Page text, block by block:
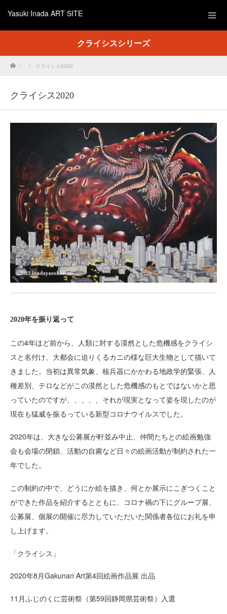
Yasuki Inada ART SITE
クライシスシリーズ
Home クライシス2020
クライシス2020
2020年を振り返って
この4年ほど前から、人類に対する漠然とした危機感をクライシ
スと名付け、大都会に迫りくるカニの様な巨大生物として描いて
きました。当初は異常気象、核兵器にかかわる地政学的緊張、人
種差別、テロなどがこの漠然とした危機感のもとではないかと思
っていたのですが、、、、、それが現実となって姿を現したのが
現在も猛威を振るっている新型コロナウイルスでした。
2020年は、大きな公募展が軒並み中止、仲間たちとの絵画勉強
会も会場の閉鎖、活動の自粛など日々の絵画活動が制約された一
年でした。
この制約の中で、どうにか絵を描き、何とか展示にこぎつくこと
ができた作品を紹介するとともに、コロナ禍の下にグループ展、
公募展、個展の開催に尽力していただいた関係者各位にお礼を申
し上げます。
「クライシス」
2020年8月Gakunan Art第4回絵画作品展 出品
11月ふじのくに芸術祭（第59回静岡県芸術祭）入選